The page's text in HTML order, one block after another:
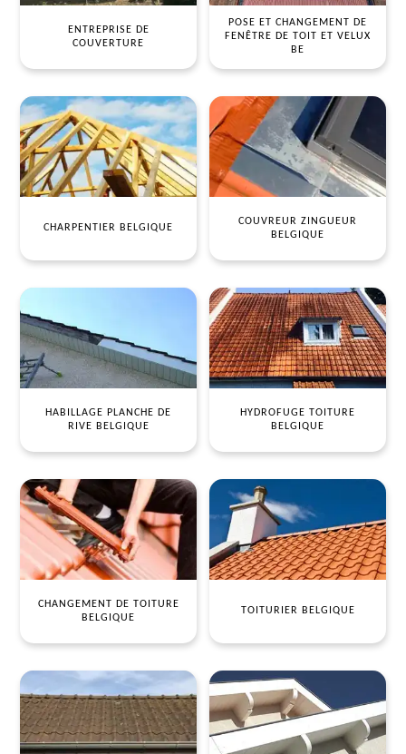
ENTREPRISE DE
COUVERTURE
POSE ET CHANGEMENT DE
FENÊTRE DE TOIT ET VELUX
BE
CHARPENTIER BELGIQUE
COUVREUR ZINGUEUR
BELGIQUE
HABILLAGE PLANCHE DE
RIVE BELGIQUE
HYDROFUGE TOITURE
BELGIQUE
CHANGEMENT DE TOITURE
BELGIQUE
TOITURIER BELGIQUE